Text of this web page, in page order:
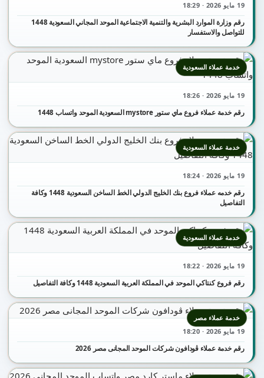
19 مايو 2026 · 18:29
رقم وزارة الموارد البشرية والتنمية الاجتماعية الموحد المجاني السعودية 1448
للتواصل والاستفسار
19 مايو 2026 · 18:26
رقم خدمة عملاء فروع ماي ستور mystore السعودية الموحد واتساب 1448
خدمة عملاء السعودية
19 مايو 2026 · 18:24
رقم خدمه عملاء فروع بنك الخليج الدولي الخط الساخن السعودية 1448 وكافة
التفاصيل
خدمة عملاء السعودية
19 مايو 2026 · 18:22
رقم فروع كنتاكي الموحد في المملكة العربية السعودية 1448 وكافة التفاصيل
خدمة عملاء السعودية
19 مايو 2026 · 18:20
رقم خدمة عملاء ڤودافون شركات الموحد المجانى مصر 2026
خدمة عملاء مصر